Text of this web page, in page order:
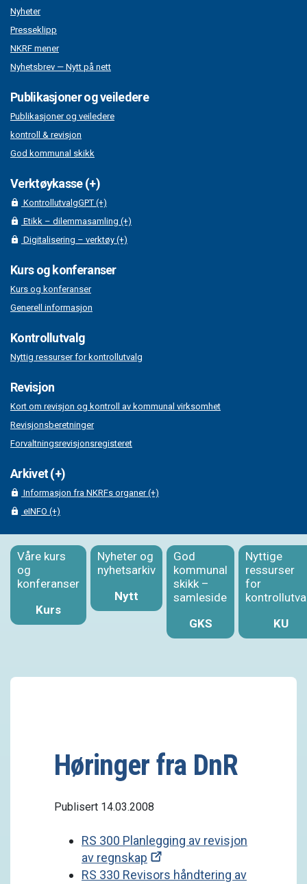
Nyheter
Presseklipp
NKRF mener
Nyhetsbrev — Nytt på nett
Publikasjoner og veiledere
Publikasjoner og veiledere
kontroll & revisjon
God kommunal skikk
Verktøykasse (+)
KontrollutvalgGPT (+)
Etikk – dilemmasamling (+)
Digitalisering – verktøy (+)
Kurs og konferanser
Kurs og konferanser
Generell informasjon
Kontrollutvalg
Nyttig ressurser for kontrollutvalg
Revisjon
Kort om revisjon og kontroll av kommunal virksomhet
Revisjonsberetninger
Forvaltningsrevisjonsregisteret
Arkivet (+)
Informasjon fra NKRFs organer (+)
eINFO (+)
Våre kurs
og
konferanser
Kurs
Nyheter og
nyhetsarkiv
Nytt
God
kommunal
skikk –
samleside
GKS
Nyttige
ressurser
for
KU
Høringer fra DnR
Publisert 14.03.2008
RS 300 Planlegging av revisjon
av regnskap
RS 330 Revisors håndtering av